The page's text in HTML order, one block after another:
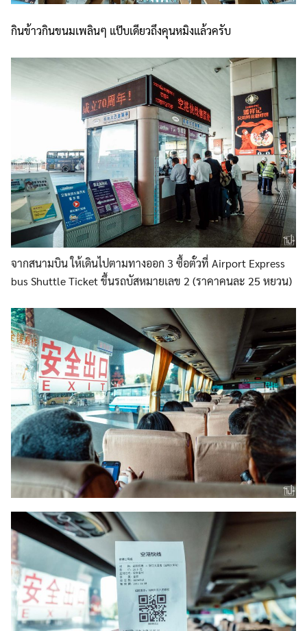
กินข้าวกินขนมเพลินๆ แป๊บเดียวถึงคุนหมิงแล้วครับ
จากสนามบิน ให้เดินไปตามทางออก 3 ซื้อตั๋วที่ Airport Express
bus Shuttle Ticket ขึ้นรถบัสหมายเลข 2 (ราคาคนละ 25 หยวน)